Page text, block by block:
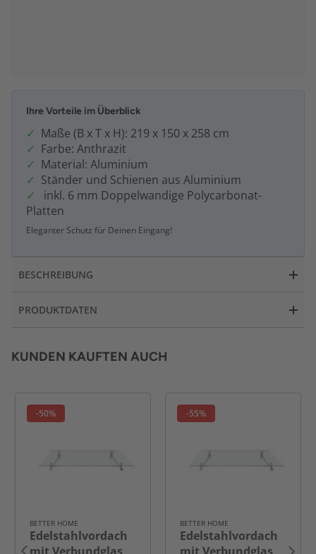
Ihre Vorteile im Überblick
Maße (B x T x H): 219 x 150 x 258 cm
Farbe: Anthrazit
Material: Aluminium
Ständer und Schienen aus Aluminium
inkl. 6 mm Doppelwandige Polycarbonat-
Platten
Eleganter Schutz für Deinen Eingang!
BESCHREIBUNG
PRODUKTDATEN
KUNDEN KAUFTEN AUCH
-50%
BETTER HOME
Edelstahlvordach
-55%
BETTER HOME
Edelstahlvordach